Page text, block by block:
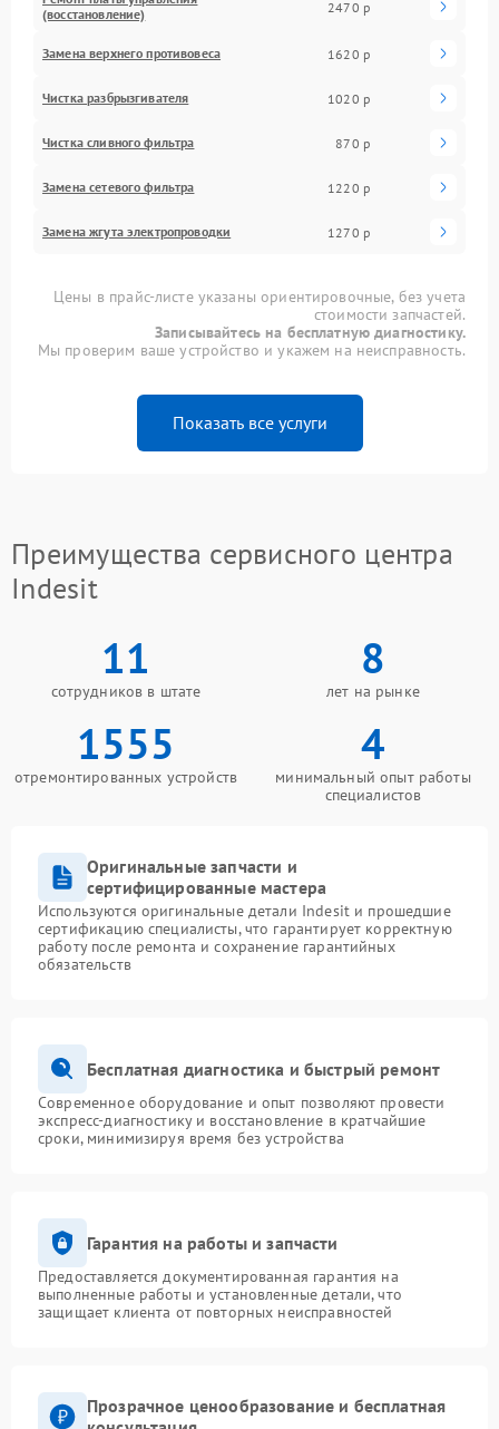
(восстановление)
2470 р
Замена верхнего противовеса 1620 р
Чистка разбрызгивателя 1020 р
Чистка сливного фильтра 870 р
Замена сетевого фильтра 1220 р
Замена жгута электропроводки 1270 р
Цены в прайс-листе указаны ориентировочные, без учета
стоимости запчастей.
Записывайтесь на бесплатную диагностику.
Мы проверим ваше устройство и укажем на неисправность.
Показать все услуги
Преимущества сервисного центра
Indesit
11
сотрудников в штате
8
лет на рынке
1555
отремонтированных устройств
4
минимальный опыт работы
специалистов
Оригинальные запчасти и
сертифицированные мастера
Используются оригинальные детали Indesit и прошедшие
сертификацию специалисты, что гарантирует корректную
работу после ремонта и сохранение гарантийных
обязательств
Бесплатная диагностика и быстрый ремонт
Современное оборудование и опыт позволяют провести
экспресс-диагностику и восстановление в кратчайшие
сроки, минимизируя время без устройства
Гарантия на работы и запчасти
Предоставляется документированная гарантия на
выполненные работы и установленные детали, что
защищает клиента от повторных неисправностей
Прозрачное ценообразование и бесплатная